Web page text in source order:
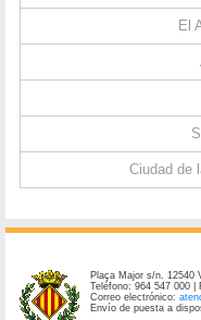
El
Ciudad de
Plaça Major s/n. 12540
Teléfono: 964 547 000 |
Correo electrónico:
Envío de puesta a